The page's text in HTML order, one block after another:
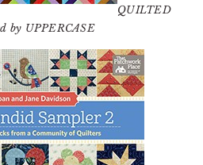
QUILTED
by UPPERCASE